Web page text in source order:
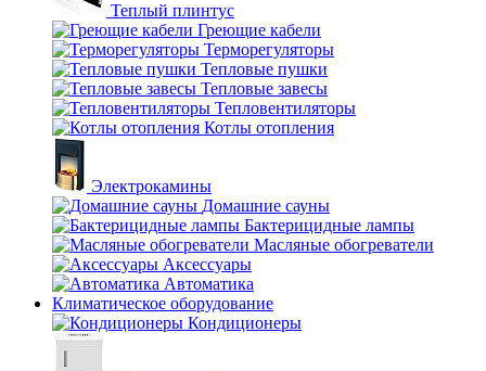
Теплый плинтус
Греющие кабели
Терморегуляторы
Тепловые пушки
Тепловые завесы
Тепловентиляторы
Котлы отопления
Электрокамины
Домашние сауны
Бактерицидные лампы
Масляные обогреватели
Аксессуары
Автоматика
Климатическое оборудование
Кондиционеры